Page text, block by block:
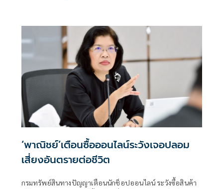
‘พาณิชย์’เตือนซื้อออนไลน์ระวังเจอปลอม
เสี่ยงอันตรายต่อชีวิต
กรมทรัพย์สินทางปัญญาเตือนนักช็อปออนไลน์ ระวังซื้อสินค้า